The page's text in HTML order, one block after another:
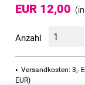
EUR 12,00
Anzahl
Versandkosten: 3,-
EUR)